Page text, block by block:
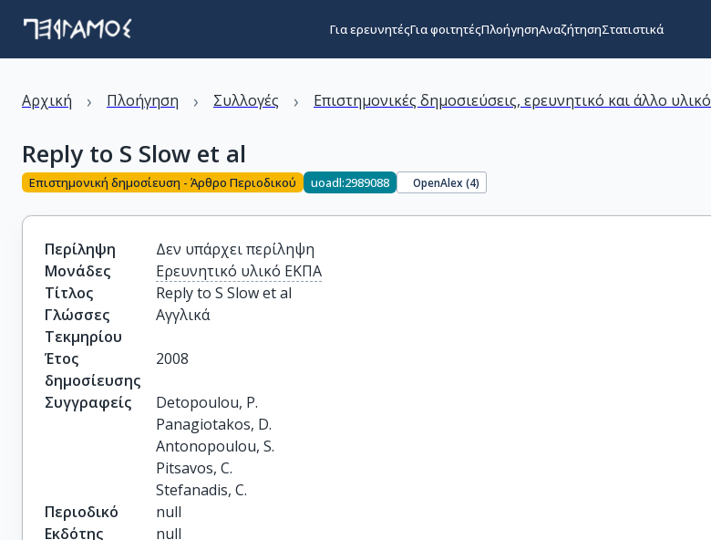
Για ερευνητέςΓια φοιτητέςΠλοήγησηΑναζήτησηΣτατιστικά
Αρχική › Πλοήγηση › Συλλογές › Επιστημονικές δημοσιεύσεις, ερευνητικό και άλλο υλικό
Reply to S Slow et al
Επιστημονική δημοσίευση - Άρθρο Περιοδικού uoadl:2989088 OpenAlex (4)
Περίληψη
Δεν υπάρχει περίληψη
Μονάδες
Ερευνητικό υλικό ΕΚΠΑ
Τίτλος
Reply to S Slow et al
Γλώσσες
Τεκμηρίου
Αγγλικά
Έτος
δημοσίευσης
2008
Συγγραφείς
Detopoulou, P.
Panagiotakos, D.
Antonopoulou, S.
Pitsavos, C.
Stefanadis, C.
Περιοδικό
null
Εκδότης
null